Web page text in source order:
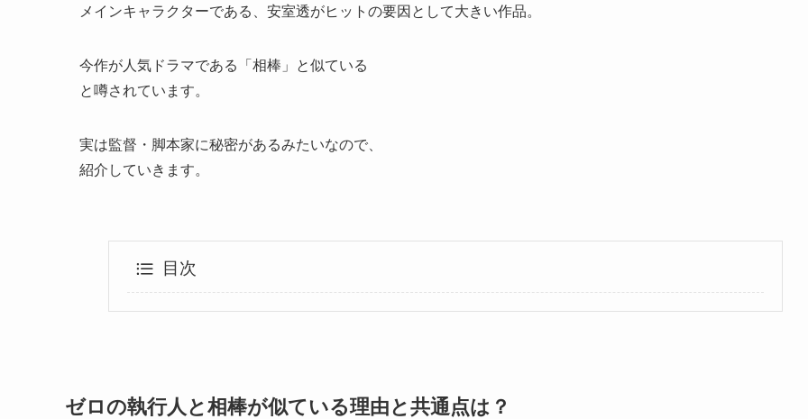
メインキャラクターである、安室透がヒットの要因として大きい作品。
今作が人気ドラマである「相棒」と似ている
と噂されています。
実は監督・脚本家に秘密があるみたいなので、
紹介していきます。
目次
ゼロの執行人と相棒が似ている理由と共通点は？